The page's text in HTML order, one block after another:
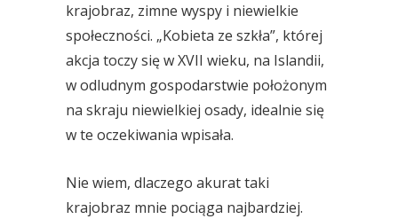
krajobraz, zimne wyspy i niewielkie
społeczności. „Kobieta ze szkła”, której
akcja toczy się w XVII wieku, na Islandii,
w odludnym gospodarstwie położonym
na skraju niewielkiej osady, idealnie się
w te oczekiwania wpisała.
Nie wiem, dlaczego akurat taki
krajobraz mnie pociąga najbardziej.